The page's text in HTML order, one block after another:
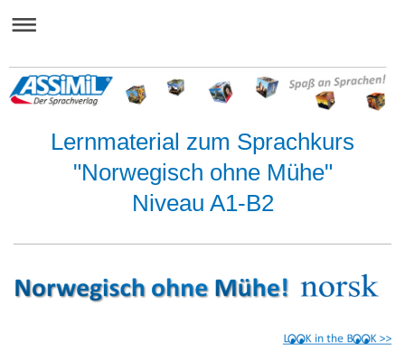
Lernmaterial zum Sprachkurs
"Norwegisch ohne Mühe"
Niveau A1-B2